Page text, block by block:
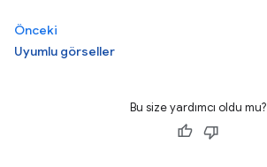
Önceki
Uyumlu görseller
Bu size yardımcı oldu mu?